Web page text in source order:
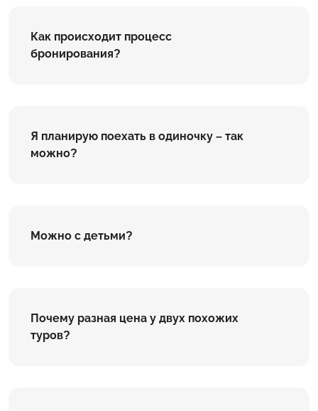
Как происходит процесс
бронирования?
Я планирую поехать в одиночку – так
можно?
Можно с детьми?
Почему разная цена у двух похожих
туров?